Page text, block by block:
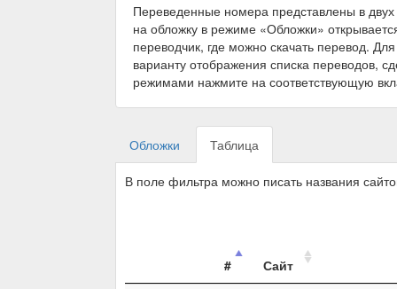
Переведенные номера представлены в
на обложку в режиме «Обложки»
переводчик, где можно скачать перевод.
варианту отображения списка переводов,
режимами нажмите на соответствующую
Обложки Таблица
В поле фильтра можно писать названия
#
Сайт